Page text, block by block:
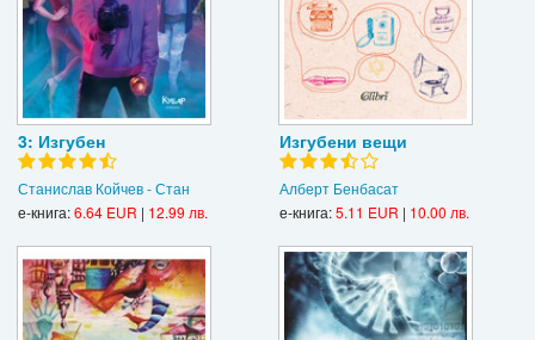
3: Изгубен
Станислав Койчев - Стан
е-книга:6.64 EUR | 12.99 лв.
Изгубени вещи
Алберт Бенбасат
е-книга:5.11 EUR | 10.00 лв.